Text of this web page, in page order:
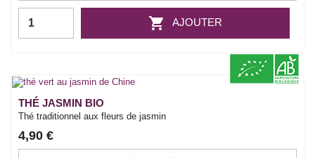
 AJOUTER
THÉ JASMIN BIO
Thé traditionnel aux fleurs de jasmin
4,90 €